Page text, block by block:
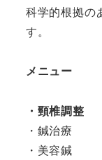
科学的根拠の
す。
メニュー
・頸椎調整
・鍼治療
・美容鍼